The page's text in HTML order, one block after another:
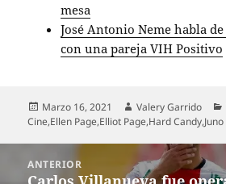
mesa
José Antonio Neme habla
con una pareja VIH Positivo
Publicado
el
Marzo 16, 2021 Autor
Valery Garrido
Cine,Ellen Page,Elliot Page,Hard Candy,Juno
ANTERIOR